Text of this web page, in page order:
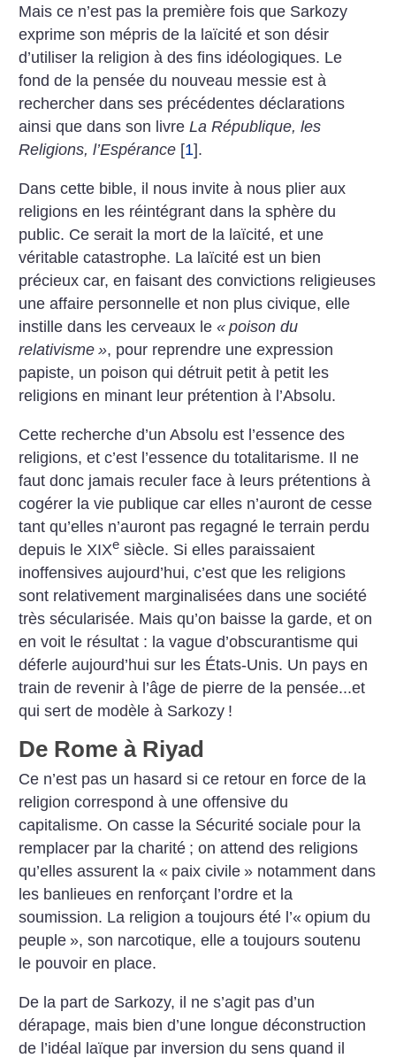
Mais ce n’est pas la première fois que Sarkozy
exprime son mépris de la laïcité et son désir
d’utiliser la religion à des fins idéologiques. Le
fond de la pensée du nouveau messie est à
rechercher dans ses précédentes déclarations
ainsi que dans son livreLa République, les
Religions, l’Espérance [1].
Dans cette bible, il nous invite à nous plier aux
religions en les réintégrant dans la sphère du
public. Ce serait la mort de la laïcité, et une
véritable catastrophe. La laïcité est un bien
précieux car, en faisant des convictions religieuses
une affaire personnelle et non plus civique, elle
instille dans les cerveaux le« poison du
relativisme », pour reprendre une expression
papiste, un poison qui détruit petit à petit les
religions en minant leur prétention à l’Absolu.
Cette recherche d’un Absolu est l’essence des
religions, et c’est l’essence du totalitarisme. Il ne
faut donc jamais reculer face à leurs prétentions à
cogérer la vie publique car elles n’auront de cesse
tant qu’elles n’auront pas regagné le terrain perdu
depuis le XIXe siècle. Si elles paraissaient
inoffensives aujourd’hui, c’est que les religions
sont relativement marginalisées dans une société
très sécularisée. Mais qu’on baisse la garde, et on
en voit le résultat : la vague d’obscurantisme qui
déferle aujourd’hui sur les États-Unis. Un pays en
train de revenir à l’âge de pierre de la pensée...et
qui sert de modèle à Sarkozy !
De Rome à Riyad
Ce n’est pas un hasard si ce retour en force de la
religion correspond à une offensive du
capitalisme. On casse la Sécurité sociale pour la
remplacer par la charité ; on attend des religions
qu’elles assurent la « paix civile » notamment dans
les banlieues en renforçant l’ordre et la
soumission. La religion a toujours été l’« opium du
peuple », son narcotique, elle a toujours soutenu
le pouvoir en place.
De la part de Sarkozy, il ne s’agit pas d’un
dérapage, mais bien d’une longue déconstruction
de l’idéal laïque par inversion du sens quand il